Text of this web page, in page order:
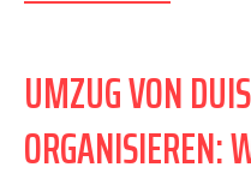
UMZUG VON
ORGANISIEREN: